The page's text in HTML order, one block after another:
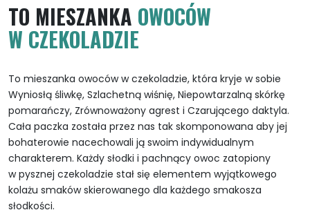
300g
TO MIESZANKA OWOCÓW
W CZEKOLADZIE
To mieszanka owoców w czekoladzie, która kryje w sobie
Wyniosłą śliwkę, Szlachetną wiśnię, Niepowtarzalną skórkę
pomarańczy, Zrównoważony agrest i Czarującego daktyla.
Cała paczka została przez nas tak skomponowana aby jej
bohaterowie nacechowali ją swoim indywidualnym
charakterem. Każdy słodki i pachnący owoc zatopiony
w pysznej czekoladzie stał się elementem wyjątkowego
kolażu smaków skierowanego dla każdego smakosza
słodkości.